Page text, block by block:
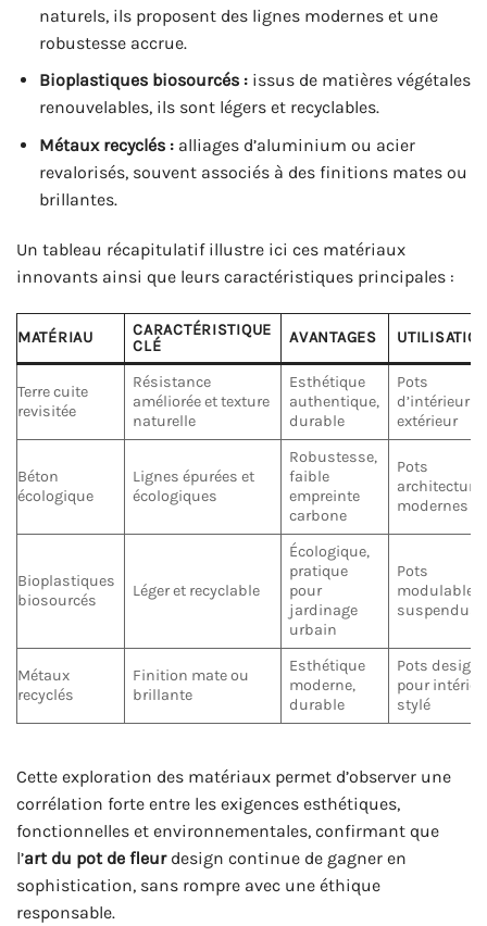
naturels, ils proposent des lignes modernes et une
robustesse accrue.
Bioplastiques biosourcés :issus de matières végétales
renouvelables, ils sont légers et recyclables.
Métaux recyclés :alliages d’aluminium ou acier
revalorisés, souvent associés à des finitions mates ou
brillantes.
Un tableau récapitulatif illustre ici ces matériaux
innovants ainsi que leurs caractéristiques principales :
MATÉRIAU
CARACTÉRISTIQUE
CLÉ
AVANTAGES
Terre cuite
revisitée
Résistance
améliorée et texture
naturelle
Esthétique
authentique,
durable
Pots
d’intérieur et
extérieur
Béton
écologique
Lignes épurées et
écologiques
Robustesse,
faible
empreinte
carbone
Pots
modernes
Bioplastiques
biosourcés
Léger et recyclable
Écologique,
pratique
pour
jardinage
urbain
Pots
modulables
suspendus
Métaux
recyclés
Finition mate ou
brillante
Esthétique
moderne,
durable
Pots design
pour
stylé
Cette exploration des matériaux permet d’observer une
corrélation forte entre les exigences esthétiques,
fonctionnelles et environnementales, confirmant que
l’art du pot de fleurdesign continue de gagner en
sophistication, sans rompre avec une éthique
responsable.